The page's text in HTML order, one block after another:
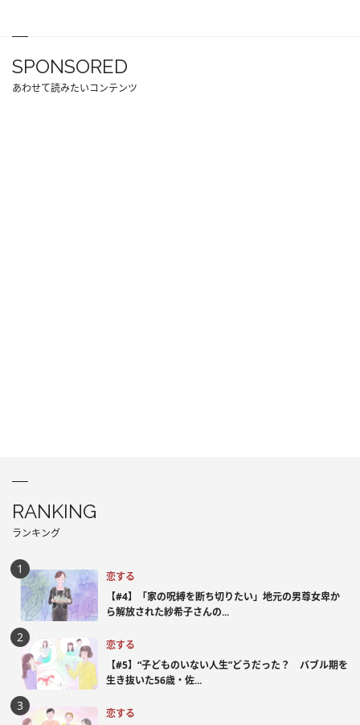
SPONSORED
あわせて読みたいコンテンツ
RANKING
ランキング
恋する
【#4】「家の呪縛を断ち切りたい」地元の男尊女卑か
ら解放された紗希子さんの...
恋する
【#5】“子どものいない人生”どうだった？ バブル期を
生き抜いた56歳・佐...
恋する